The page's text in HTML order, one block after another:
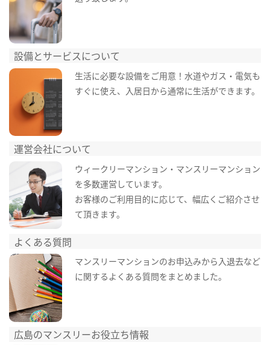
設備とサービスについて
生活に必要な設備をご用意！水道やガス・電気も
すぐに使え、入居日から通常に生活ができます。
運営会社について
ウィークリーマンション・マンスリーマンション
を多数運営しています。
お客様のご利用目的に応じて、幅広くご紹介させ
て頂きます。
よくある質問
マンスリーマンションのお申込みから入退去など
に関するよくある質問をまとめました。
広島のマンスリーお役立ち情報